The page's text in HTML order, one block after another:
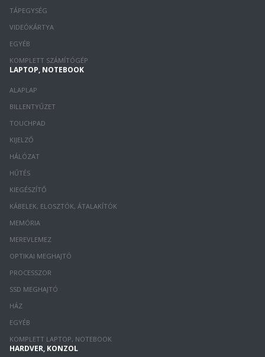
TÁPEGYSÉG
VIDEÓKÁRTYA
EGYÉB
KOMPLETT SZÁMÍTÓGÉP
LAPTOP, NOTEBOOK
ALAPLAP
BILLENTYŰZET
TOUCHPAD
KIJELZŐ
HÁLÓZAT
HŰTÉS
KIEGÉSZÍTŐ
KÁBELEK, ELOSZTÓK, ÁTALAKÍTÓK
MEMÓRIA
MEREVLEMEZ
OPTIKAI MEGHAJTÓ
PROCESSZOR
SSD MEGHAJTÓ
HÁZ
EGYÉB
KOMPLETT LAPTOP, NOTEBOOK
HARDVER, KONZOL